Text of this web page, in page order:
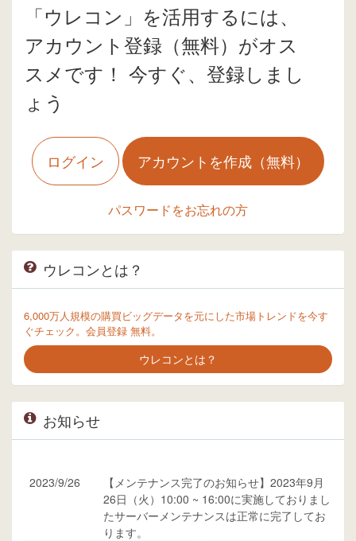
「ウレコン」を活用するには、
アカウント登録（無料）がオス
スメです！ 今すぐ、登録しまし
ょう
ログイン アカウントを作成（無料）
パスワードをお忘れの方
ウレコンとは？
6,000万人規模の購買ビッグデータを元にした市場トレンドを今す
ぐチェック。会員登録 無料。
ウレコンとは？
お知らせ
2023/9/26
【メンテナンス完了のお知らせ】2023年9月
26日（火）10:00 ~ 16:00に実施しておりまし
たサーバーメンテナンスは正常に完了してお
ります。